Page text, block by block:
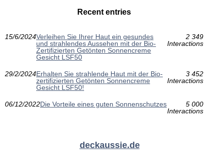
Recent entries
15/6/2024Verleihen Sie Ihrer Haut ein gesundes
und strahlendes Aussehen mit der Bio-
Zertifizierten Getönten Sonnencreme
Gesicht LSF50
2 349
Interactions
29/2/2024Erhalten Sie strahlende Haut mit der Bio-
zertifizierten Getönten Sonnencreme
Gesicht LSF50!
3 452
Interactions
06/12/2022Die Vorteile eines guten Sonnenschutzes
5 000
Interactions
deckaussie.de